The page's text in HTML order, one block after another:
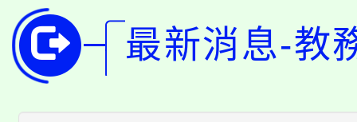
開!
115年桃園市運動會8/
田徑場及游泳池舉行。
桃園市低收入戶享有免
視費優惠，中低收入戶
最新消息-教